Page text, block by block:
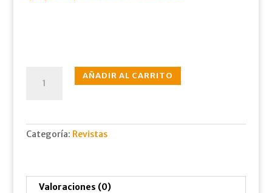
nov.,
AÑADIR AL CARRITO
Categoría: Revistas
Valoraciones (0)